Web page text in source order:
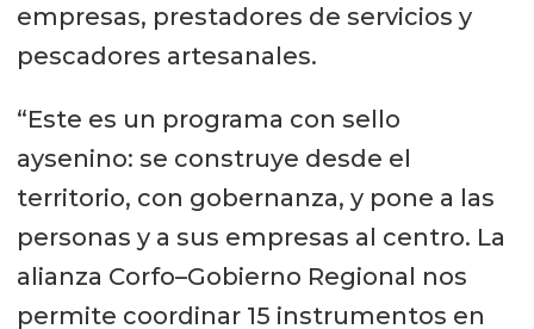
empresas, prestadores de servicios y
pescadores artesanales.
“Este es un programa con sello
aysenino: se construye desde el
territorio, con gobernanza, y pone a las
personas y a sus empresas al centro. La
alianza Corfo–Gobierno Regional nos
permite coordinar 15 instrumentos en